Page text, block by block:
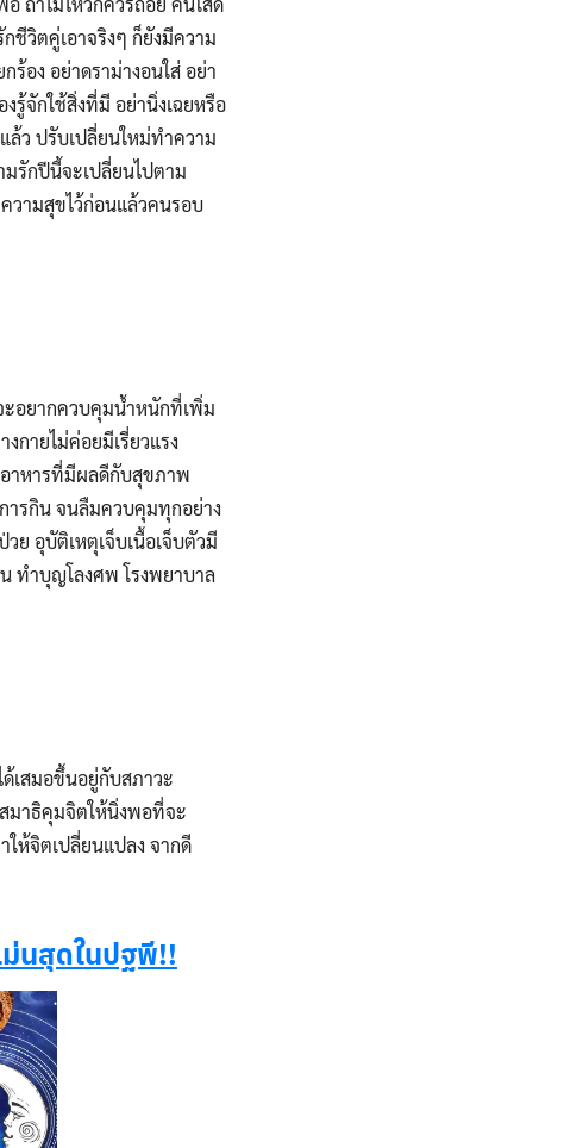
ชีวิตคู่เอาจริงๆ ก็ยังมีความ
อง อย่าดราม่างอนใส่ อย่า
รู้จักใช้สิ่งที่มี อย่านิ่งเฉยหรือ
ล้ว ปรับเปลี่ยนใหม่ทำความ
มรักปีนี้จะเปลี่ยนไปตาม
วามสุขไว้ก่อนแล้วคนรอบ
อยากควบคุมน้ำหนักที่เพิ่ม
กายไม่ค่อยมีเรี่ยวแรง
อาหารที่มีผลดีกับสุขภาพ
ารกิน จนลืมควบคุมทุกอย่าง
วย อุบัติเหตุเจ็บเนื้อเจ็บตัวมี
ทำบุญโลงศพ โรงพยาบาล
เสมอขึ้นอยู่กับสภาวะ
มาธิคุมจิตให้นิ่งพอที่จะ
ห้จิตเปลี่ยนแปลง จากดี
นสุดในปฐพี!!